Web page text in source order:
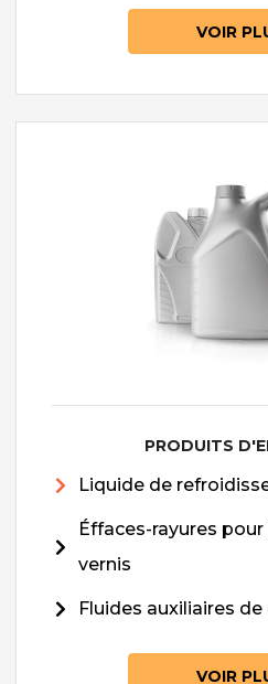
VOIR
PRODUITS
Liquide de
Éffaces-rayures
vernis
Fluides auxiliaires
VOIR